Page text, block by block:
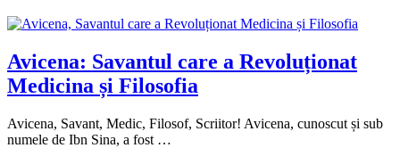
Avicena: Savantul care a Revoluționat
Medicina și Filosofia
Avicena, Savant, Medic, Filosof, Scriitor! Avicena, cunoscut și sub
numele de Ibn Sina, a fost …